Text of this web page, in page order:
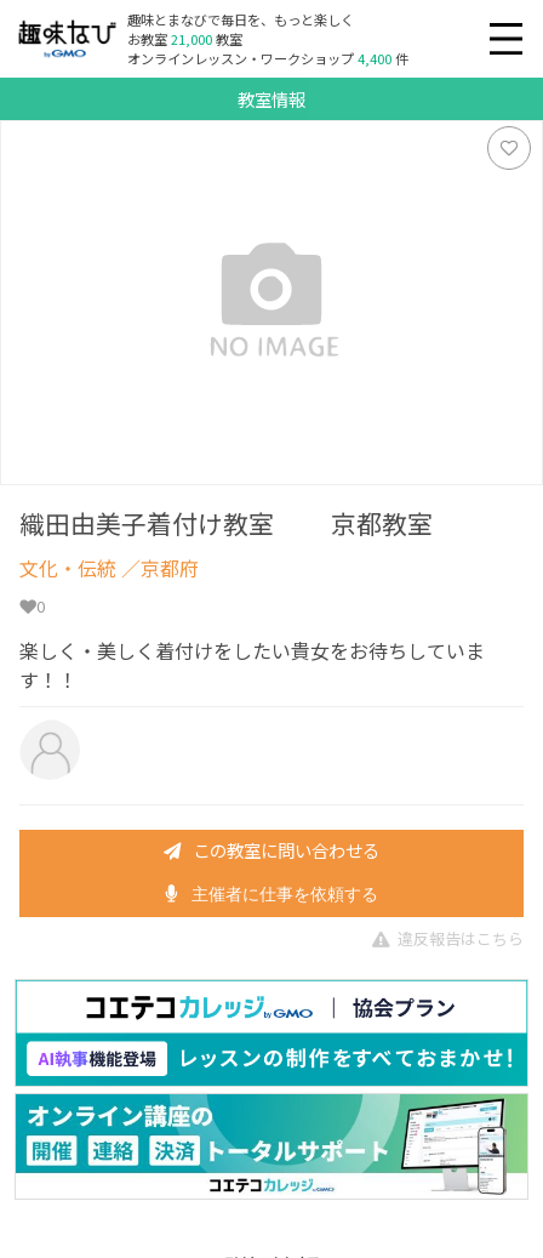
趣味とまなびで毎日を、もっと楽しく
お教室21,000教室
オンラインレッスン・ワークショップ4,400件
教室情報
織田由美子着付け教室 京都教室
文化・伝統 ／京都府
0
楽しく・美しく着付けをしたい貴女をお待ちしていま
す！！
この教室に問い合わせる
主催者に仕事を依頼する
違反報告はこちら